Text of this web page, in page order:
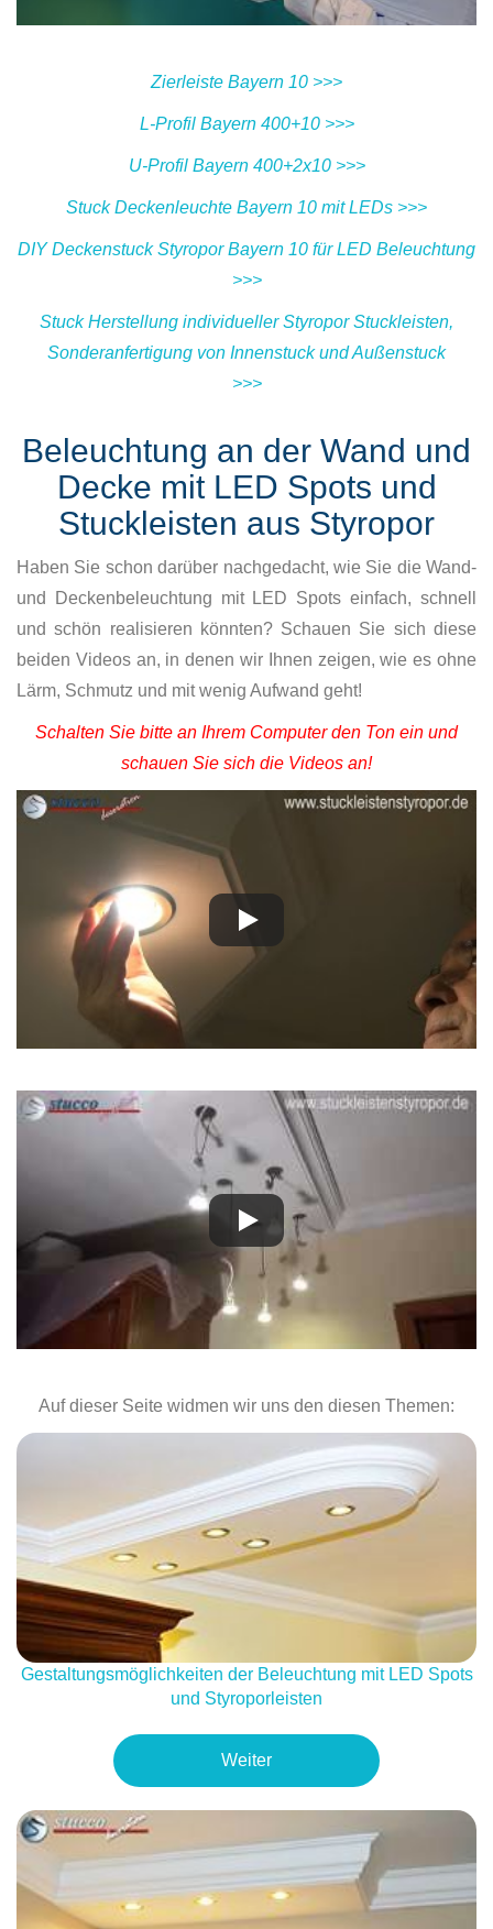
Zierleiste Bayern 10 >>>
L-Profil Bayern 400+10 >>>
U-Profil Bayern 400+2x10 >>>
Stuck Deckenleuchte Bayern 10 mit LEDs >>>
DIY Deckenstuck Styropor Bayern 10 für LED Beleuchtung
>>>
Stuck Herstellung individueller Styropor Stuckleisten,
Sonderanfertigung von Innenstuck und Außenstuck
>>>
Beleuchtung an der Wand und
Decke mit LED Spots und
Stuckleisten aus Styropor
Haben Sie schon darüber nachgedacht, wie Sie die Wand-
und Deckenbeleuchtung mit LED Spots einfach, schnell
und schön realisieren könnten? Schauen Sie sich diese
beiden Videos an, in denen wir Ihnen zeigen, wie es ohne
Lärm, Schmutz und mit wenig Aufwand geht!
Schalten Sie bitte an Ihrem Computer den Ton ein und
schauen Sie sich die Videos an!
Auf dieser Seite widmen wir uns den diesen Themen:
Gestaltungsmöglichkeiten der Beleuchtung mit LED Spots
und Styroporleisten
Weiter